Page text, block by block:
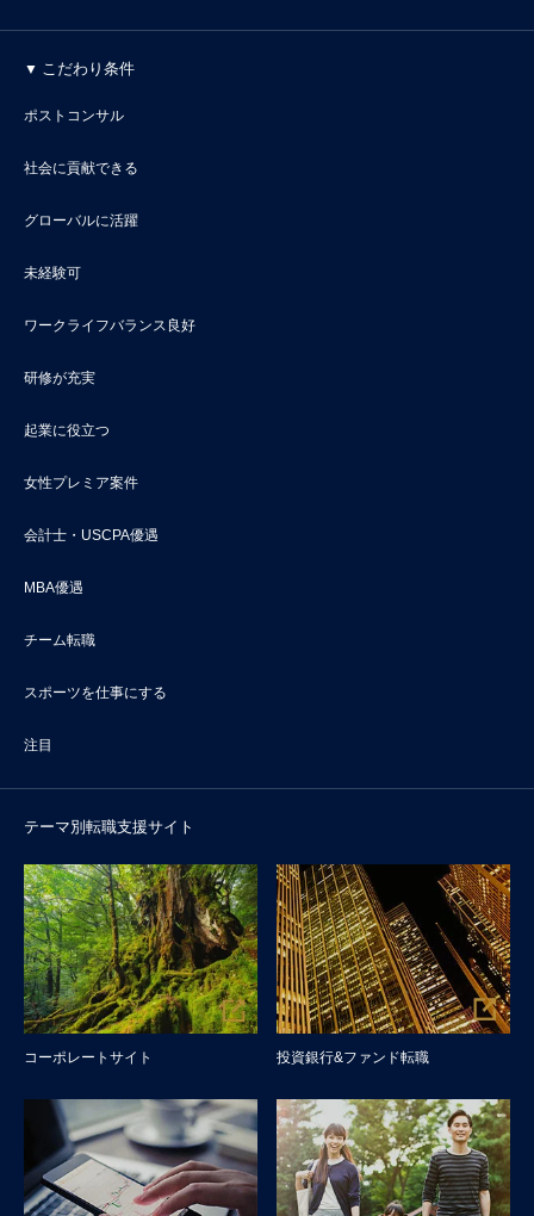
こだわり条件
ポストコンサル
社会に貢献できる
グローバルに活躍
未経験可
ワークライフバランス良好
研修が充実
起業に役立つ
女性プレミア案件
会計士・USCPA優遇
MBA優遇
チーム転職
スポーツを仕事にする
注目
テーマ別転職支援サイト
コーポレートサイト 投資銀行&ファンド転職